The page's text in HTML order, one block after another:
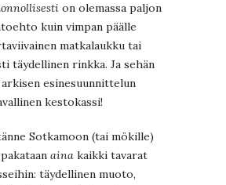
on olemassa paljon
kuin vimpan päälle
matkalaukku tai
täydellinen rinkka. Ja sehän
esinesuunnittelun
kestokassi!
Sotkamoon (tai mökille)
aina kaikki tavarat
täydellinen muoto,